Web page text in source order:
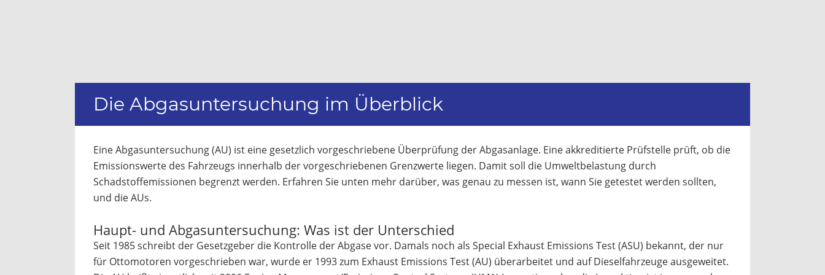
Die Abgasuntersuchung im Überblick
Eine Abgasuntersuchung (AU) ist eine gesetzlich vorgeschriebene Überprüfung der Abgasanlage. Eine akkreditierte Prüfstelle prüft, ob die
Emissionswerte des Fahrzeugs innerhalb der vorgeschriebenen Grenzwerte liegen. Damit soll die Umweltbelastung durch
Schadstoffemissionen begrenzt werden. Erfahren Sie unten mehr darüber, was genau zu messen ist, wann Sie getestet werden sollten,
und die AUs.
Haupt- und Abgasuntersuchung: Was ist der Unterschied
Seit 1985 schreibt der Gesetzgeber die Kontrolle der Abgase vor. Damals noch als Special Exhaust Emissions Test (ASU) bekannt, der nur
für Ottomotoren vorgeschrieben war, wurde er 1993 zum Exhaust Emissions Test (AU) überarbeitet und auf Dieselfahrzeuge ausgeweitet.